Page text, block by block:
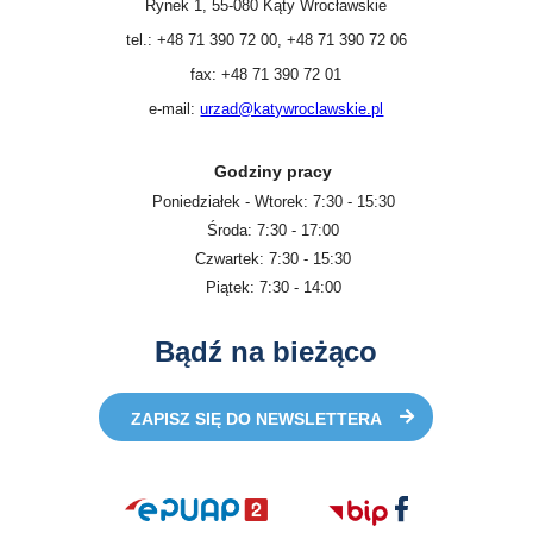
Rynek 1, 55-080 Kąty Wrocławskie
tel.: +48 71 390 72 00, +48 71 390 72 06
fax: +48 71 390 72 01
e-mail:urzad@katywroclawskie.pl
Godziny pracy
Poniedziałek - Wtorek: 7:30 - 15:30
Środa: 7:30 - 17:00
Czwartek: 7:30 - 15:30
Piątek: 7:30 - 14:00
Bądź na bieżąco
ZAPISZ SIĘ DO NEWSLETTERA